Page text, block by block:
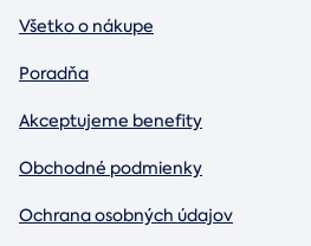
Všetko o nákupe
Poradňa
Akceptujeme benefity
Obchodné podmienky
Ochrana osobných údajov